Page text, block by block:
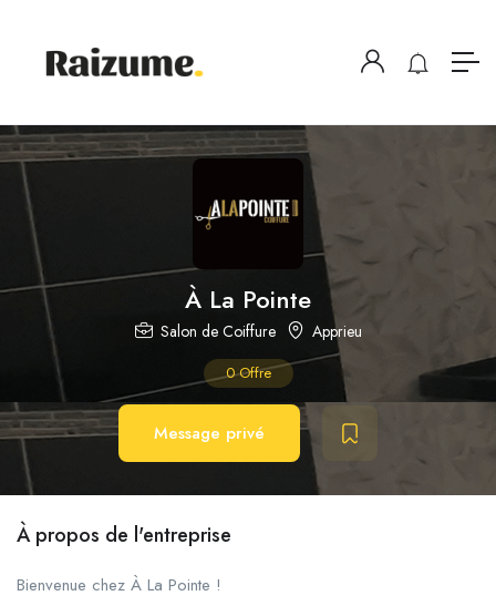
À La Pointe
Salon de Coiffure Apprieu
0 Offre
Message privé
À propos de l'entreprise
Bienvenue chez À La Pointe !